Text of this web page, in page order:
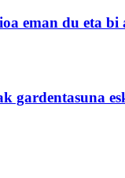
eman du eta bi
gardentasuna